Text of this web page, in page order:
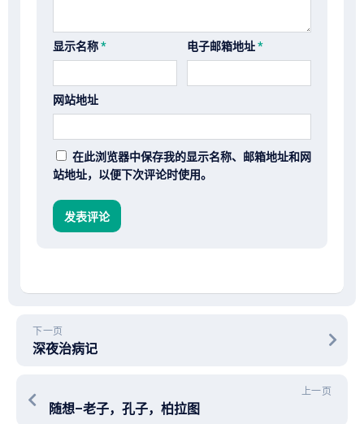
显示名称* 电子邮箱地址*
网站地址
在此浏览器中保存我的显示名称、邮箱地址和网
站地址，以便下次评论时使用。
下一页
深夜治病记
上一页
随想–老子，孔子，柏拉图